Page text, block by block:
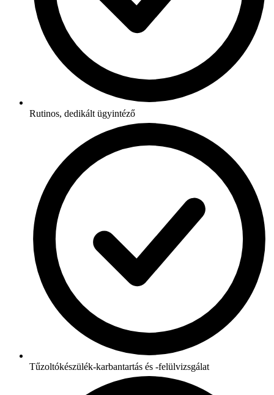
Rutinos, dedikált ügyintéző
Tűzoltókészülék-karbantartás és -felülvizsgálat